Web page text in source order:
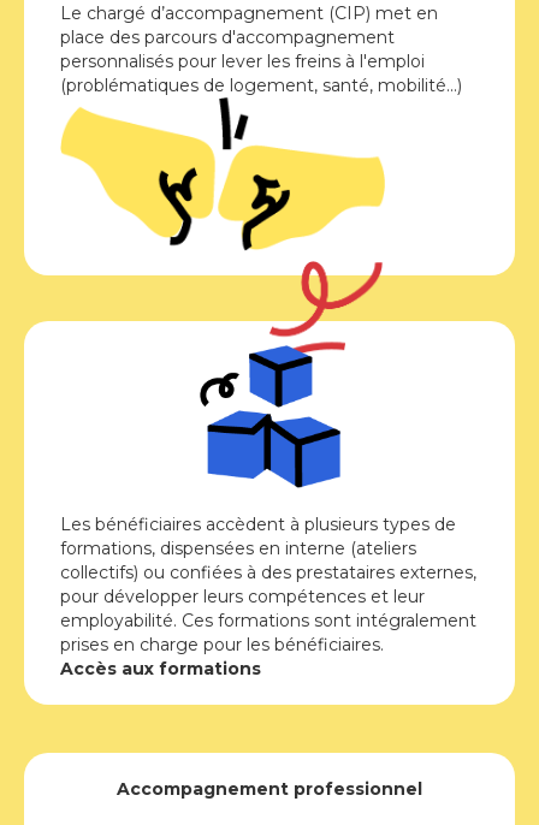
Le chargé d’accompagnement (CIP) met en
place des parcours d'accompagnement
personnalisés pour lever les freins à l'emploi
(problématiques de logement, santé, mobilité...)
Les bénéficiaires accèdent à plusieurs types de
formations, dispensées en interne (ateliers
collectifs) ou confiées à des prestataires externes,
pour développer leurs compétences et leur
employabilité. Ces formations sont intégralement
prises en charge pour les bénéficiaires.
Accès aux formations
Accompagnement professionnel